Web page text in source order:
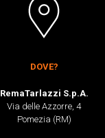
DOVE?
RemaTarlazzi S.p.A.
Via delle Azzorre, 4
Pomezia (RM)